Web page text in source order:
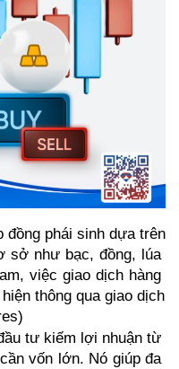
đồng phái sinh dựa trên
sở như bạc, đồng, lúa
việc giao dịch hàng
thông qua giao dịch
tư kiếm lợi nhuận từ
vốn lớn. Nó giúp đa